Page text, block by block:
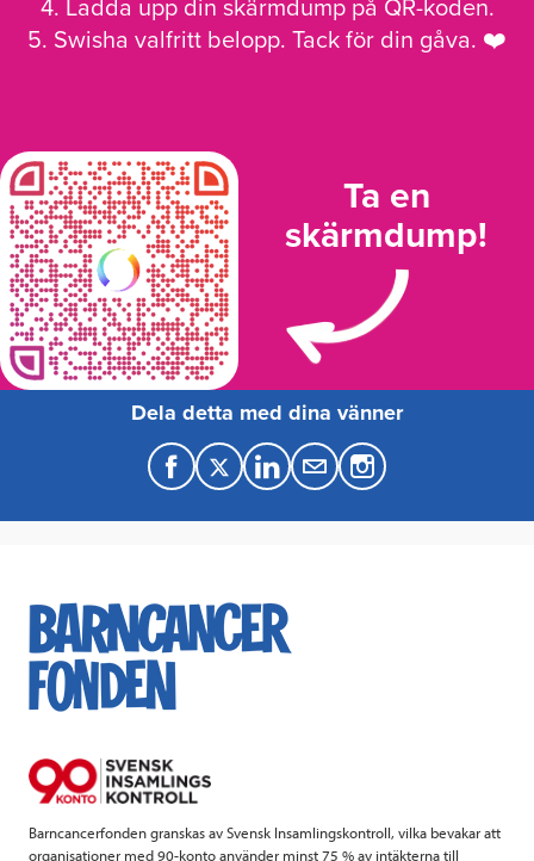
4. Ladda upp din skärmdump på QR-koden.
5. Swisha valfritt belopp. Tack för din gåva. ❤️
Ta en
skärmdump!
Dela detta med dina vänner
F
a
e
b
k
T
w
t
t
L
i
k
e
M
a
Barncancerfonden granskas av Svensk Insamlingskontroll, vilka bevakar att
organisationer med 90-konto använder minst 75 % av intäkterna till